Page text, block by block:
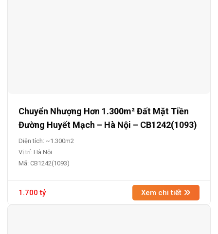
Chuyển Nhượng Hơn 1.300m² Đất Mặt Tiền
Đường Huyết Mạch – Hà Nội – CB1242(1093)
Diện tích: ~1.300m2
Vị trí: Hà Nội
Mã: CB1242(1093)
1.700 tỷ Xem chi tiết